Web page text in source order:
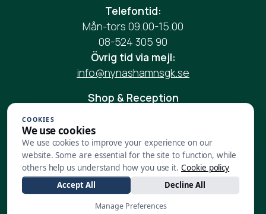
Telefontid:
Mån-tors 09.00-15.00
08-524 305 90
Övrig tid via mejl:
info@nynashamnsgk.se
Shop & Reception
Helg: 08.00-17.00
Telefon:08-524 305 90
Mail:reception@nynashamnsgk.se
Vardag:
08.00-17.00
COOKIES
We use cookies
We use cookies to improve your experience on our
website. Some are essential for the site to function, while
others help us understand how you use it. Cookie policy
Accept All
Decline All
Manage Preferences